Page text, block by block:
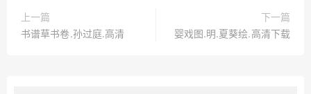
上一篇
书谱草书卷.孙过庭.高清
下一篇
婴戏图.明.夏葵绘.高清下载